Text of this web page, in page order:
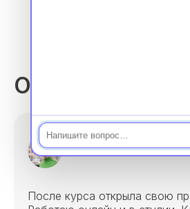
Отзывы
Анна, 28 лет
После курса открыла свою